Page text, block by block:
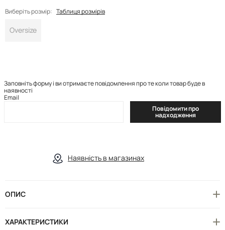
Виберіть розмір: Таблиця розмірів
Oversize
Заповніть форму і ви отримаєте повідомлення про те коли товар буде в
наявності
Email
Повідомити про
надходження
Наявність в магазинах
ОПИС
ХАРАКТЕРИСТИКИ